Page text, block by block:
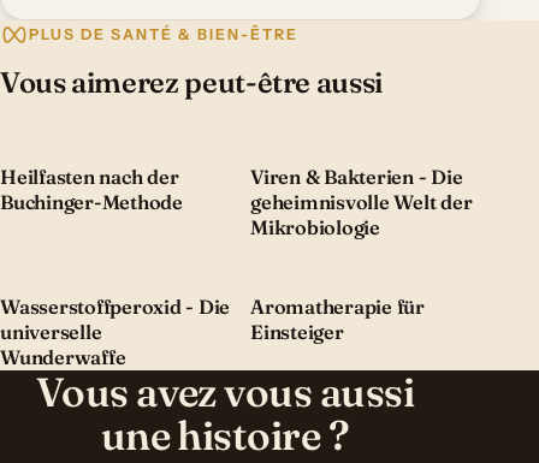
PLUS DE SANTÉ & BIEN-ÊTRE
Vous aimerez peut-être aussi
Heilfasten nach der
Buchinger-Methode
Viren & Bakterien - Die
geheimnisvolle Welt der
Mikrobiologie
Wasserstoffperoxid - Die
universelle
Wunderwaffe
Aromatherapie für
Einsteiger
Vous avez vous aussi
une histoire ?